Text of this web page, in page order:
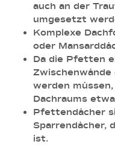
auch an der
umgesetzt
Komplexe
oder
Da die Pfetten
werden
Dachraums
Pfettendächer
Sparrendächer,
ist.